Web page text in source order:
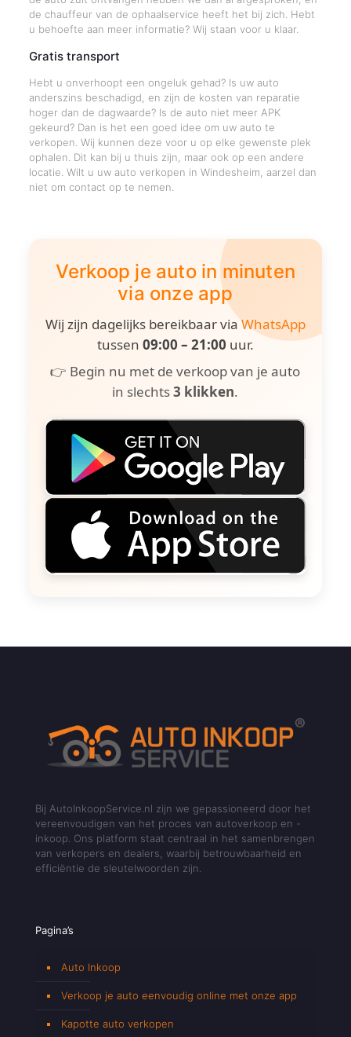
de chauffeur van de ophaalservice heeft het bij zich. Hebt
u behoefte aan meer informatie? Wij staan voor u klaar.
Gratis transport
Hebt u onverhoopt een ongeluk gehad? Is uw auto
anderszins beschadigd, en zijn de kosten van reparatie
hoger dan de dagwaarde? Is de auto niet meer APK
gekeurd? Dan is het een goed idee om uw auto te
verkopen. Wij kunnen deze voor u op elke gewenste plek
ophalen. Dit kan bij u thuis zijn, maar ook op een andere
locatie. Wilt u uw auto verkopen in Windesheim, aarzel dan
niet om contact op te nemen.
Verkoop je auto in minuten
via onze app
Wij zijn dagelijks bereikbaar viaWhatsApp
tussen 09:00 – 21:00 uur.
👉 Begin nu met de verkoop van je auto
in slechts3 klikken.
Bij AutoInkoopService.nl zijn we gepassioneerd door het
vereenvoudigen van het proces van autoverkoop en -
inkoop. Ons platform staat centraal in het samenbrengen
van verkopers en dealers, waarbij betrouwbaarheid en
efficiëntie de sleutelwoorden zijn.
Pagina’s
Auto Inkoop
Verkoop je auto eenvoudig online met onze app
Kapotte auto verkopen